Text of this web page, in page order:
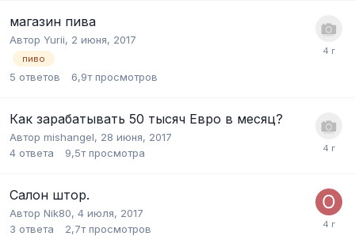
магазин пива
Автор Yurii, 2 июня, 2017
пиво
5 ответов 6,9т просмотров
Как зарабатывать 50 тысяч Евро в месяц?
Автор mishangel, 28 июня, 2017
4 ответа 9,5т просмотра
Салон штор.
Автор Nik80, 4 июля, 2017
3 ответа 2,7т просмотров